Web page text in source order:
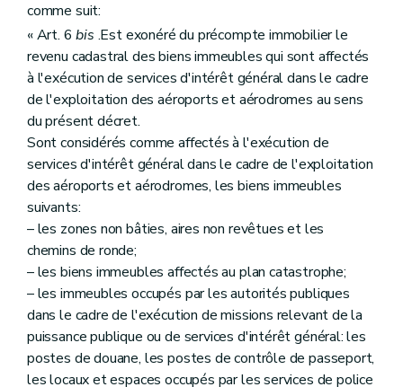
comme suit:
« Art. 6bis .Est exonéré du précompte immobilier le
revenu cadastral des biens immeubles qui sont affectés
à l'exécution de services d'intérêt général dans le cadre
de l'exploitation des aéroports et aérodromes au sens
du présent décret.
Sont considérés comme affectés à l'exécution de
services d'intérêt général dans le cadre de l'exploitation
des aéroports et aérodromes, les biens immeubles
suivants:
– les zones non bâties, aires non revêtues et les
chemins de ronde;
– les biens immeubles affectés au plan catastrophe;
– les immeubles occupés par les autorités publiques
dans le cadre de l'exécution de missions relevant de la
puissance publique ou de services d'intérêt général: les
postes de douane, les postes de contrôle de passeport,
les locaux et espaces occupés par les services de police